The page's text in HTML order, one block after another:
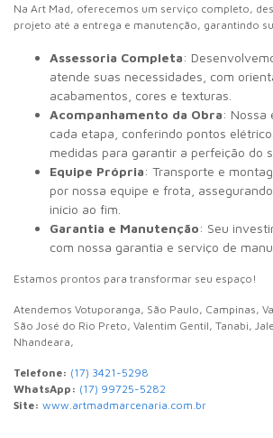
Na Art Mad, oferecemos um serviço completo,
projeto até a entrega e manutenção, garantindo
Assessoria Completa:
atende suas necessidades, com
acabamentos, cores e texturas.
Acompanhamento da Obra: Nossa
cada etapa, conferindo pontos
medidas para garantir a perfeição do
Equipe Própria: Transporte e
por nossa equipe e frota,
início ao fim.
Garantia e Manutenção: Seu
com nossa garantia e serviço de
Estamos prontos para transformar seu espaço!
Atendemos Votuporanga, São Paulo, Campinas,
São José do Rio Preto, Valentim Gentil, Tanabi,
Nhandeara,
Telefone: (17) 3421-5298
WhatsApp: (17) 99725-5282
Site: www.artmadmarcenaria.com.br